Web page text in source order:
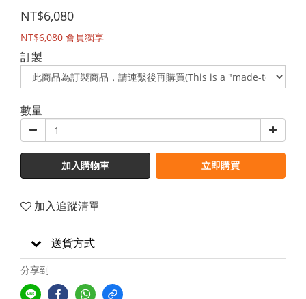
NT$6,080
NT$6,080 會員獨享
訂製
數量
加入購物車 立即購買
加入追蹤清單
送貨方式
分享到